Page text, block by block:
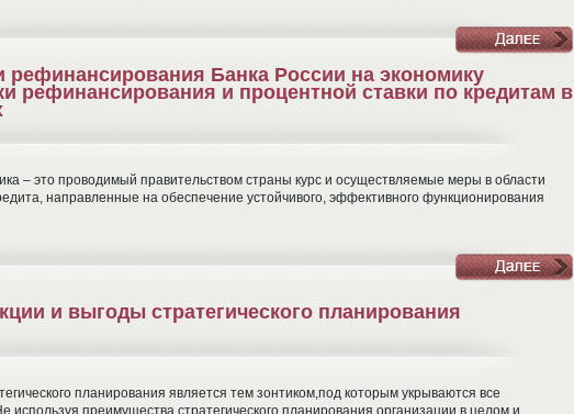
рефинансирования Банка России на экономику
рефинансирования и процентной ставки по кредитам в
– это проводимый правительством страны курс и осуществляемые меры в области
направленные на обеспечение устойчивого, эффективного функционирования
и выгоды стратегического планирования
планирования является тем зонтиком,под которым укрываются все
используя преимущества стратегического планирования,организации в целом и